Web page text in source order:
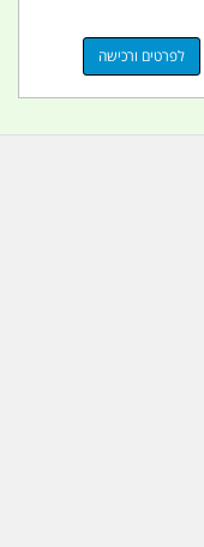
לפרטים ורכישה